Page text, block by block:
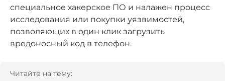
специальное хакерское ПО и налажен процесс
исследования или покупки уязвимостей,
позволяющих в один клик загрузить
вредоносный код в телефон.
Читайте на тему: